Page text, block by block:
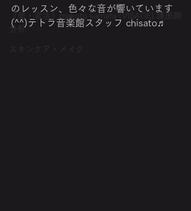
『美・音活』makoto kamata (VISAGE) 鎌田顔
分析
スキンケア・メイク
のレッスン、色々な音が響いています
(^^)テトラ音楽館スタッフ chisato♬